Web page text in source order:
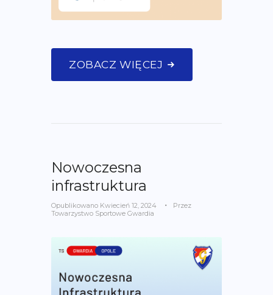
ZOBACZ WIĘCEJ
Nowoczesna
infrastruktura
Opublikowano Kwiecień 12, 2024
Przez
Towarzystwo Sportowe Gwardia